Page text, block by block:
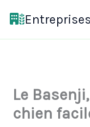
Le
chien